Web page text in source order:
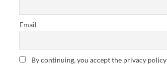
Email
By continuing, you accept the privacy policy